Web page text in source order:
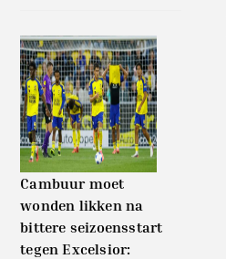
Cambuur moet
wonden likken na
bittere seizoensstart
tegen Excelsior: